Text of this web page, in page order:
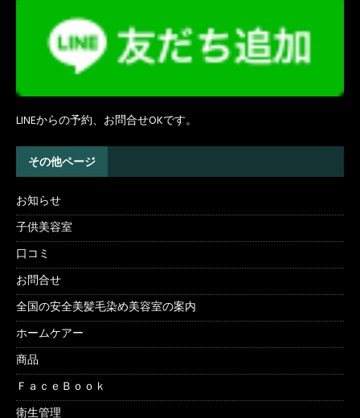
LINEからの予約、お問合せOKです。
その他ページ
お知らせ
子供美容室
口コミ
お問合せ
全国の安全美髪毛染め美容室の案内
ホームケアー
商品
ＦａｃｅＢｏｏｋ
衛生管理